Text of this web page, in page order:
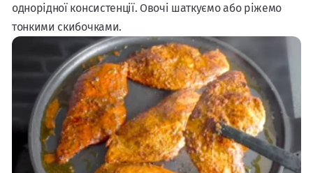
однорідної консистенції. Овочі шаткуємо або ріжемо
тонкими скибочками.